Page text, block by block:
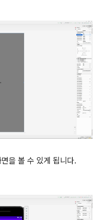
을 볼 수 있게 됩니다.